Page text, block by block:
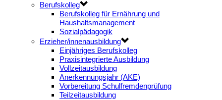
Berufskolleg
Berufskolleg für Ernährung und
Haushaltsmanagement
Sozialpädagogik
Erzieher/innenausbildung
Einjähriges Berufskolleg
Praxisintegrierte Ausbildung
Vollzeitausbildung
Anerkennungsjahr (AKE)
Vorbereitung Schulfremdenprüfung
Teilzeitausbildung